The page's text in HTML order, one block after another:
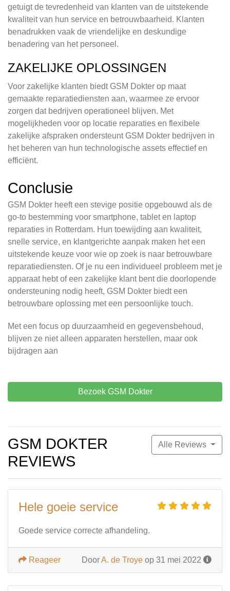
getuigt de tevredenheid van klanten van de uitstekende
kwaliteit van hun service en betrouwbaarheid. Klanten
benadrukken vaak de vriendelijke en deskundige
benadering van het personeel.
ZAKELIJKE OPLOSSINGEN
Voor zakelijke klanten biedt GSM Dokter op maat
gemaakte reparatiediensten aan, waarmee ze ervoor
zorgen dat bedrijven operationeel blijven. Met
mogelijkheden voor op locatie reparaties en flexibele
zakelijke afspraken ondersteunt GSM Dokter bedrijven in
het beheren van hun technologische assets effectief en
efficiënt.
Conclusie
GSM Dokter heeft een stevige positie opgebouwd als de
go-to bestemming voor smartphone, tablet en laptop
reparaties in Rotterdam. Hun toewijding aan kwaliteit,
snelle service, en klantgerichte aanpak maken het een
uitstekende keuze voor wie op zoek is naar betrouwbare
reparatiediensten. Of je nu een individueel probleem met je
apparaat hebt of een zakelijke klant bent die doorlopende
ondersteuning nodig heeft, GSM Dokter biedt een
betrouwbare oplossing met een persoonlijke touch.
Met een focus op duurzaamheid en gegevensbehoud,
blijven ze niet alleen apparaten herstellen, maar ook
bijdragen aan
Bezoek GSM Dokter
Alle Reviews
GSM DOKTER
REVIEWS
Hele goeie service
Goede service correcte afhandeling.
DoorA. de Troye op 31 mei 2022
Reageer